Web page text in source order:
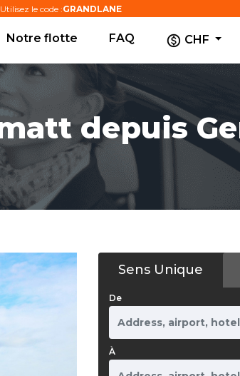
le code :GRANDLANE
Notre flotte FAQ CHF
depuis
Sens Unique
De
À